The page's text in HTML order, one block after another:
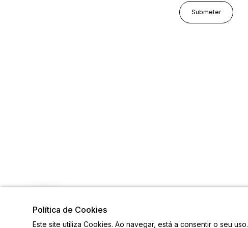
Política de Cookies
Este site utiliza Cookies. Ao navegar, está a consentir o seu uso.